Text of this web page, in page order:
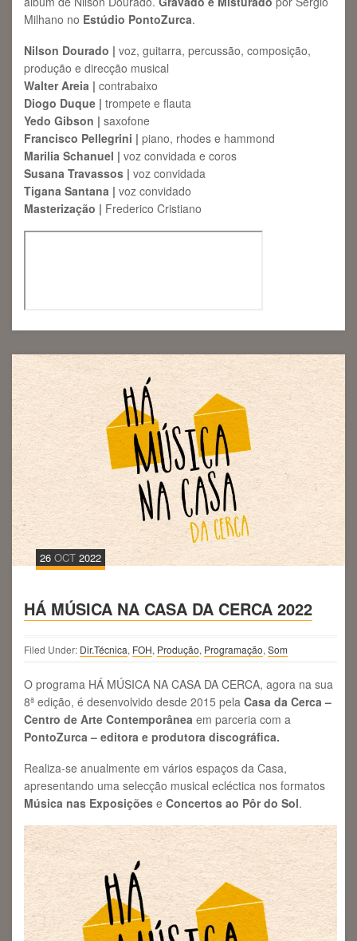
Milhano no Estúdio PontoZurca.
Nilson Dourado | voz, guitarra, percussão, composição,
produção e direcção musical
Walter Areia | contrabaixo
Diogo Duque | trompete e flauta
Yedo Gibson | saxofone
Francisco Pellegrini | piano, rhodes e hammond
Marilia Schanuel | voz convidada e coros
Susana Travassos | voz convidada
Tigana Santana | voz convidado
Masterização | Frederico Cristiano
26 OCT 2022
HÁ MÚSICA NA CASA DA CERCA 2022
Filed Under: Dir.Técnica, FOH, Produção, Programação, Som
O programa HÁ MÚSICA NA CASA DA CERCA, agora na sua
8ª edição, é desenvolvido desde 2015 pela Casa da Cerca –
Centro de Arte Contemporânea em parceria com a
PontoZurca – editora e produtora discográfica.
Realiza-se anualmente em vários espaços da Casa,
apresentando uma selecção musical ecléctica nos formatos
Música nas Exposições e Concertos ao Pôr do Sol.